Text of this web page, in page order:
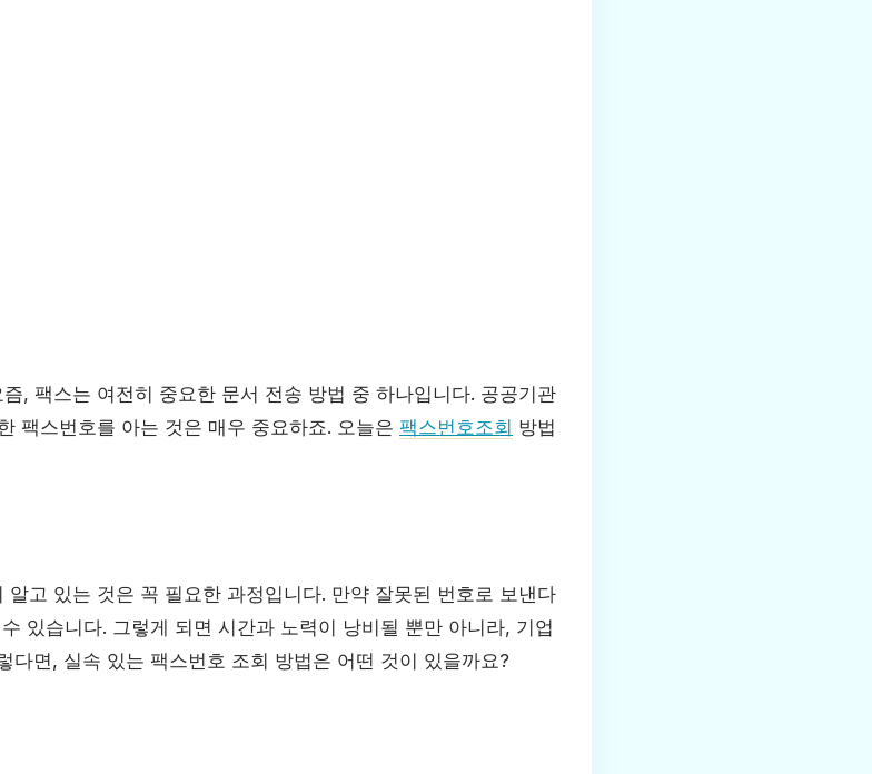
, 팩스는 여전히 중요한 문서 전송 방법 중 하나입니다. 공공기관
팩스번호를 아는 것은 매우 중요하죠. 오늘은 팩스번호조회 방법
고 있는 것은 꼭 필요한 과정입니다. 만약 잘못된 번호로 보낸다
있습니다. 그렇게 되면 시간과 노력이 낭비될 뿐만 아니라, 기업
다면, 실속 있는 팩스번호 조회 방법은 어떤 것이 있을까요?